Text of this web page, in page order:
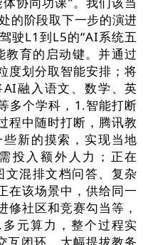
的阶段取下一步的演进
驶L1到L5的“AI系统五
教育的启动键。并通过
度划分取智能安排；将
融入语文、数学、英
多个学科，1.智能打断
程中随时打断，腾讯教
新的摸索，实现当地
投入额外人力；正在
混排文档问答、复杂
在该场景中，供给同一
修社区和竞赛勾当等，
元算力，整个过程实